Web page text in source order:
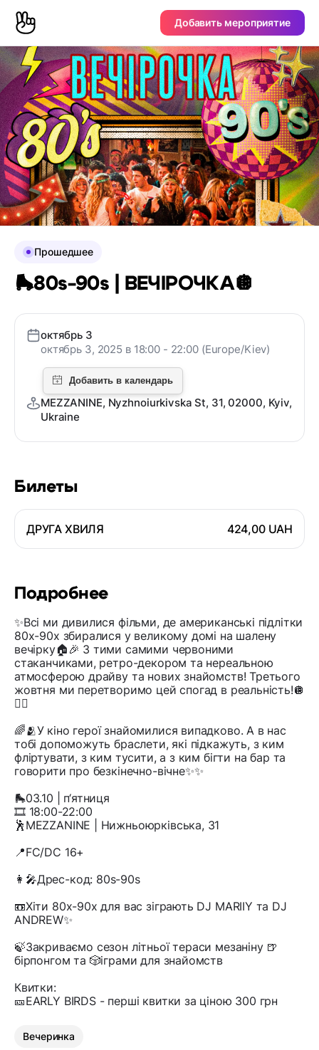
Добавить мероприятие
Билеты
ДРУГА ХВИЛЯ 424,00 UAH
Подробнее
✨Всі ми дивилися фільми, де американські підлітки
80х-90х збиралися у великому домі на шалену
вечірку🏠🎉 З тими самими червоними
стаканчиками, ретро-декором та нереальною
атмосферою драйву та нових знайомств! Третього
жовтня ми перетворимо цей спогад в реальність!🪩
❤️‍🔥
🌈🫂У кіно герої знайомилися випадково. А в нас
тобі допоможуть браслети, які підкажуть, з ким
фліртувати, з ким тусити, а з ким бігти на бар та
говорити про безкінечно-вічне✨✨
🛼03.10 | п‘ятниця
🎞️ 18:00-22:00
🕺MEZZANINE | Нижньоюрківська, 31
📍FC/DC 16+
👩‍🎤Дрес-код: 80s-90s
📼Хіти 80х-90х для вас зіграють DJ MARIIY та DJ
ANDREW✨
🍃Закриваємо сезон літньої тераси мезаніну 🍺
бірпонгом та 🎲іграми для знайомств
Квитки:
🎫EARLY BIRDS - перші квитки за ціною 300 грн
Вечеринка
Прошедшее
🛼80s-90s | ВЕЧІРОЧКА🪩
октябрь 3
октябрь 3, 2025 в 18:00 - 22:00 (Europe/Kiev)
MEZZANINE, Nyzhnoiurkivska St, 31, 02000, Kyiv,
Ukraine